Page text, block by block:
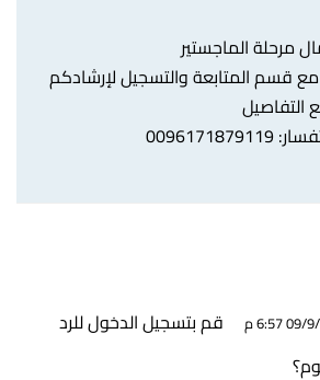
مرحلة الماجستير
مع قسم المتابعة والتسجيل لإرشادكم
التفاصيل
6:57 م
قم بتسجيل الدخول للرد